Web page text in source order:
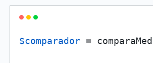
$comparador =